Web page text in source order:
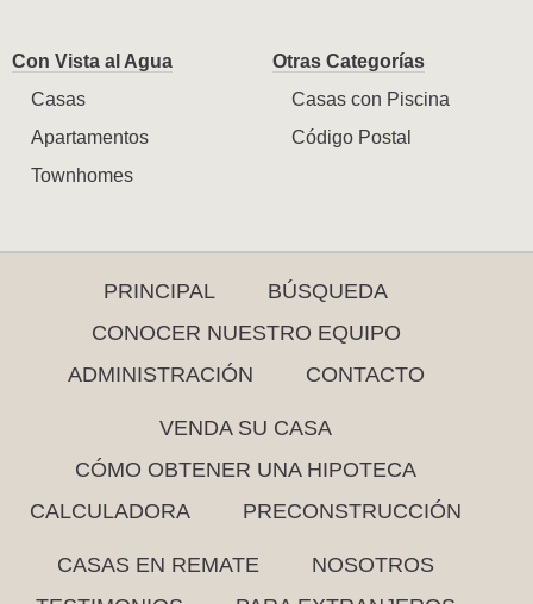
Con Vista al Agua
Casas
Apartamentos
Townhomes
Otras Categorías
Casas con Piscina
Código Postal
PRINCIPAL
BÚSQUEDA
CONOCER NUESTRO EQUIPO
ADMINISTRACIÓN
CONTACTO
VENDA SU CASA
CÓMO OBTENER UNA HIPOTECA
CALCULADORA
PRECONSTRUCCIÓN
CASAS EN REMATE
NOSOTROS